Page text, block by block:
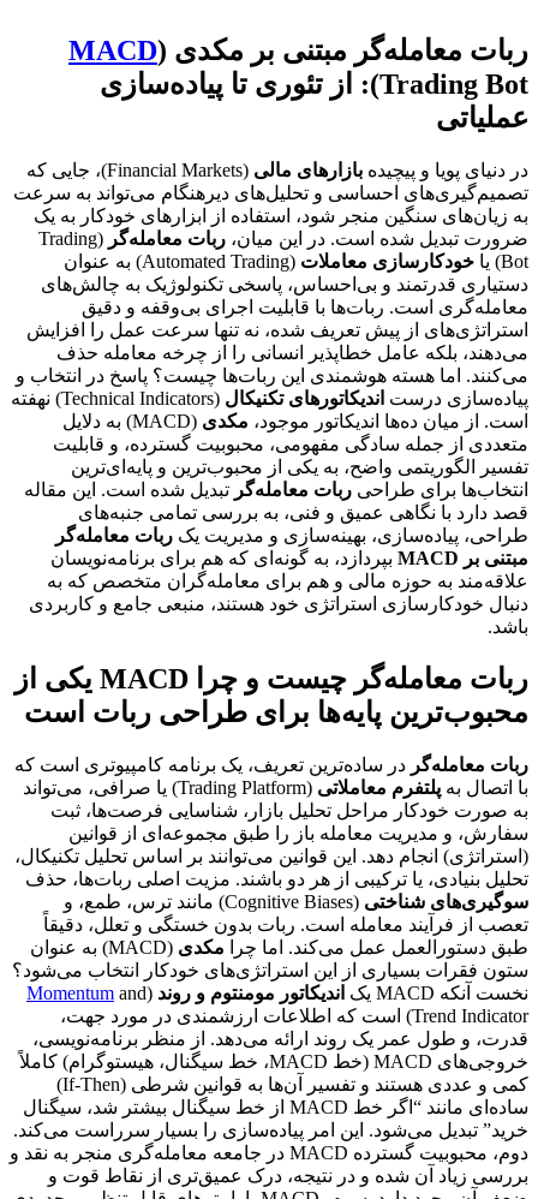
ربات معامله‌گر مبتنی بر مکدی (MACD
Trading Bot): از تئوری تا پیاده‌سازی
عملیاتی
در دنیای پویا و پیچیده بازارهای مالی
(Financial Markets)، جایی که
تصمیم‌گیری‌های احساسی و تحلیل‌های دیرهنگام می‌تواند به سرعت
به زیان‌های سنگین منجر شود، استفاده از ابزارهای خودکار به یک
ضرورت تبدیل شده است. در این میان، ربات معامله‌گر
(Trading
Bot) یا
خودکارسازی معاملات
(Automated Trading) به عنوان
دستیاری قدرتمند و بی‌احساس، پاسخی تکنولوژیک به چالش‌های
معامله‌گری است. ربات‌ها با قابلیت اجرای بی‌وقفه و دقیق
استراتژی‌های از پیش تعریف شده، نه تنها سرعت عمل را افزایش
می‌دهند، بلکه عامل خطاپذیر انسانی را از چرخه معامله حذف
می‌کنند. اما هسته هوشمندی این ربات‌ها چیست؟ پاسخ در انتخاب و
پیاده‌سازی درست اندیکاتورهای تکنیکال
(Technical Indicators) نهفته
است. از میان ده‌ها اندیکاتور موجود، مکدی
(MACD) به دلایل
متعددی از جمله سادگی مفهومی، محبوبیت گسترده، و قابلیت
تفسیر الگوریتمی واضح، به یکی از محبوب‌ترین و پایه‌ای‌ترین
انتخاب‌ها برای طراحی ربات معامله‌گر تبدیل شده است. این مقاله
قصد دارد با نگاهی عمیق و فنی، به بررسی تمامی جنبه‌های
طراحی، پیاده‌سازی، بهینه‌سازی و مدیریت یک ربات معامله‌گر
مبتنی بر MACD
بپردازد، به گونه‌ای که هم برای برنامه‌نویسان
علاقه‌مند به حوزه مالی و هم برای معامله‌گران متخصص که به
دنبال خودکارسازی استراتژی خود هستند، منبعی جامع و کاربردی
باشد.
ربات معامله‌گر چیست و چرا MACD یکی از
محبوب‌ترین پایه‌ها برای طراحی ربات است
ربات معامله‌گر در ساده‌ترین تعریف، یک برنامه کامپیوتری است که
با اتصال به پلتفرم معاملاتی
(Trading Platform) یا صرافی، می‌تواند
به صورت خودکار مراحل تحلیل بازار، شناسایی فرصت‌ها، ثبت
سفارش، و مدیریت معامله باز را طبق مجموعه‌ای از قوانین
(استراتژی) انجام دهد. این قوانین می‌توانند بر اساس تحلیل تکنیکال،
تحلیل بنیادی، یا ترکیبی از هر دو باشند. مزیت اصلی ربات‌ها، حذف
سوگیری‌های شناختی
(Cognitive Biases) مانند ترس، طمع، و
تعصب از فرآیند معامله است. ربات بدون خستگی و تعلل، دقیقاً
طبق دستورالعمل عمل می‌کند. اما چرا مکدی
(MACD) به عنوان
ستون فقرات بسیاری از این استراتژی‌های خودکار انتخاب می‌شود؟
نخست آنکه MACD یک
اندیکاتور مومنتوم و روند (
Momentum and
Trend Indicator) است که اطلاعات ارزشمندی در مورد جهت،
قدرت، و طول عمر یک روند ارائه می‌دهد. از منظر برنامه‌نویسی،
خروجی‌های MACD (خط MACD، خط سیگنال، هیستوگرام) کاملاً
کمی و عددی هستند و تفسیر آن‌ها به قوانین شرطی (If-Then)
ساده‌ای مانند “اگر خط MACD از خط سیگنال بیشتر شد، سیگنال
خرید” تبدیل می‌شود. این امر پیاده‌سازی را بسیار سرراست می‌کند.
دوم، محبوبیت گسترده MACD در جامعه معامله‌گری منجر به نقد و
بررسی زیاد آن شده و در نتیجه، درک عمیق‌تری از نقاط قوت و